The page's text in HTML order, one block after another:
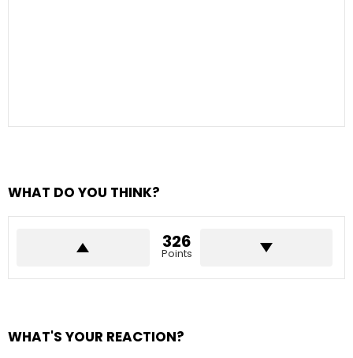
WHAT DO YOU THINK?
326
Points
WHAT'S YOUR REACTION?